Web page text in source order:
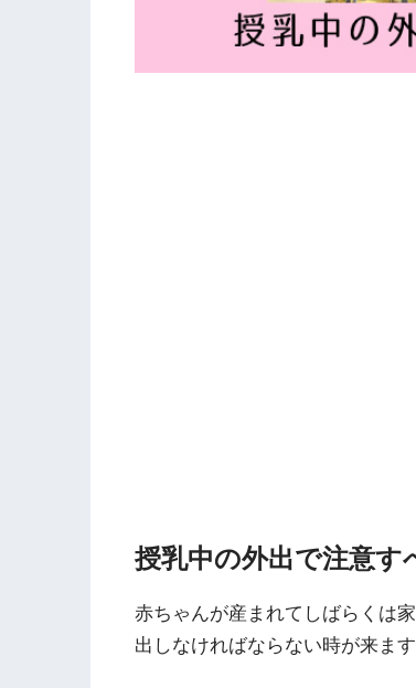
授乳中の外出で注意す
赤ちゃんが産まれてしばらくは
出しなければならない時が来ます